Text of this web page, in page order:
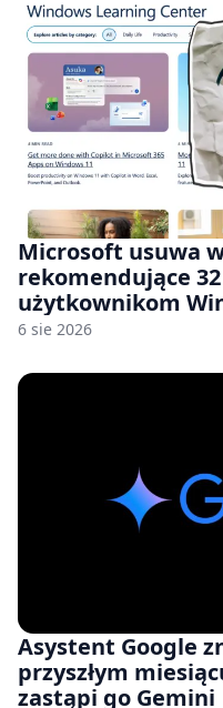
Microsoft usuwa
rekomendujące 32
użytkownikom
nam przy tym
6 sie 2026
Asystent Google
przyszłym
zastąpi go Gemini